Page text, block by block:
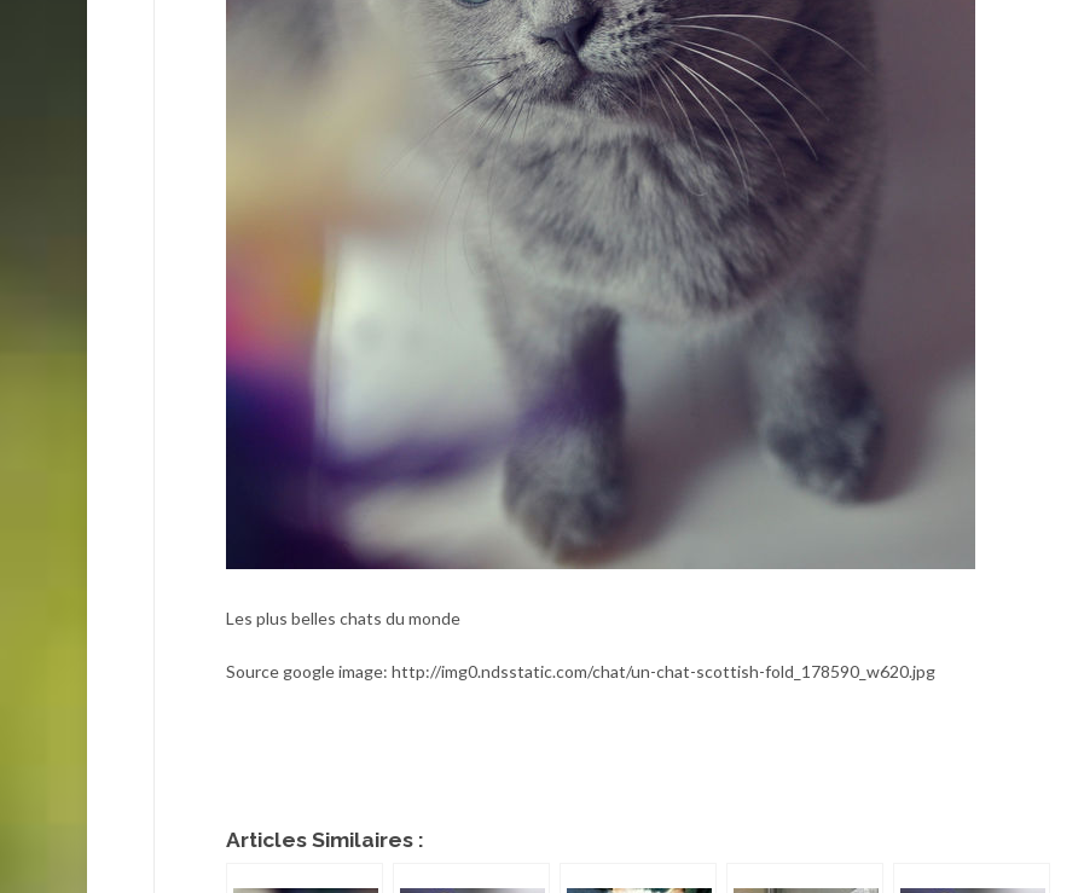
Les plus belles chats du monde
Source google image: http://img0.ndsstatic.com/chat/un-chat-scottish-fold_178590_w620.jpg
Articles Similaires :